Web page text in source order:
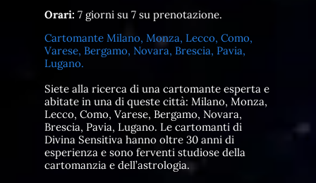
Orari: 7 giorni su 7 su prenotazione.
Cartomante Milano, Monza, Lecco, Como,
Varese, Bergamo, Novara, Brescia, Pavia,
Lugano.
Siete alla ricerca di una cartomante esperta e
abitate in una di queste città: Milano, Monza,
Lecco, Como, Varese, Bergamo, Novara,
Brescia, Pavia, Lugano. Le cartomanti di
Divina Sensitiva hanno oltre 30 anni di
esperienza e sono ferventi studiose della
cartomanzia e dell’astrologia.